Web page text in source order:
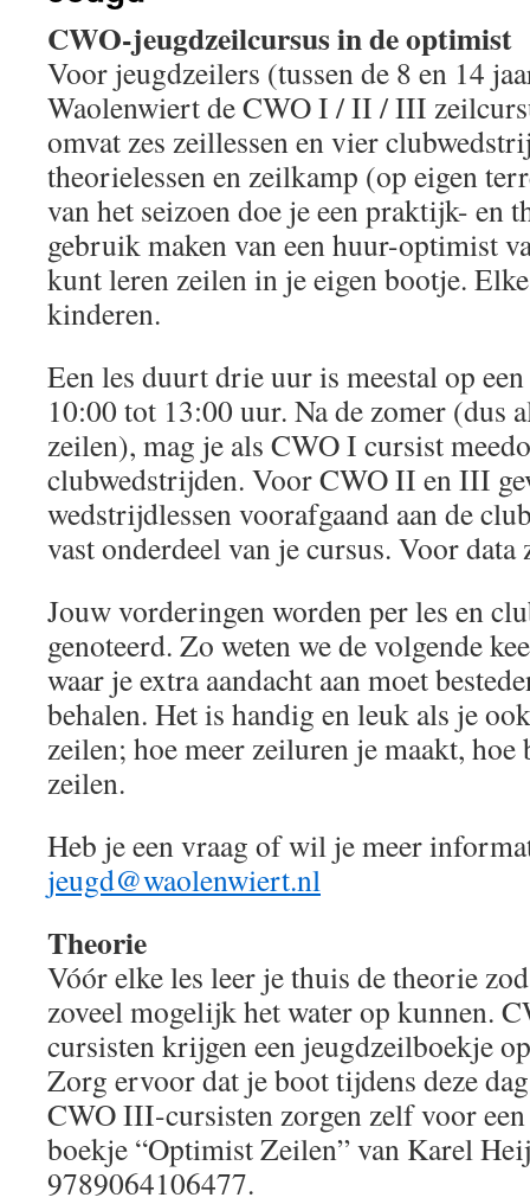
CWO-jeugdzeilcursus in de optimist
Voor jeugdzeilers (tussen de 8 en 14
Waolenwiert de CWO I / II / III
omvat zes zeillessen en vier
theorielessen en zeilkamp (op eigen
van het seizoen doe je een praktijk- en
gebruik maken van een huur-optimist
kunt leren zeilen in je eigen bootje.
kinderen.
Een les duurt drie uur is meestal op
10:00 tot 13:00 uur. Na de zomer (dus
zeilen), mag je als CWO I cursist
clubwedstrijden. Voor CWO II en III
wedstrijdlessen voorafgaand aan de
vast onderdeel van je cursus. Voor
Jouw vorderingen worden per les en
genoteerd. Zo weten we de volgende
waar je extra aandacht aan moet
behalen. Het is handig en leuk als je
zeilen; hoe meer zeiluren je maakt, hoe
zeilen.
Heb je een vraag of wil je meer
jeugd@waolenwiert.nl
Theorie
Vóór elke les leer je thuis de theorie
zoveel mogelijk het water op kunnen.
cursisten krijgen een jeugdzeilboekje
Zorg ervoor dat je boot tijdens deze
CWO III-cursisten zorgen zelf voor een
boekje “Optimist Zeilen” van Karel
9789064106477.